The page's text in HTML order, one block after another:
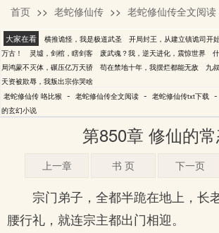
咯比猴
首页 >> 老蛇修仙传 >> 老蛇修仙传全文阅读
大家在看 横推诡怪，我是极道武圣 开局封王，从建立镇诡司开
万古！
灵墟，剑棺，瞎剑客 废武魂？我，逆天进化，震惊世界
局鸿蒙不灭体，碾压亿万天骄
苟在禁地十年，我摆烂都能无敌 九
天资被欺辱，我叛出宗你哭啥
老蛇修仙传 咯比猴 - 老蛇修仙传全文阅读 - 老蛇修仙传txt下载 -
的玄幻小说
第850章 修仙的
上一章 书 页 下一页
宗门弟子，全都半跪在地上，长
腰行礼，就连宗主都出门相迎。